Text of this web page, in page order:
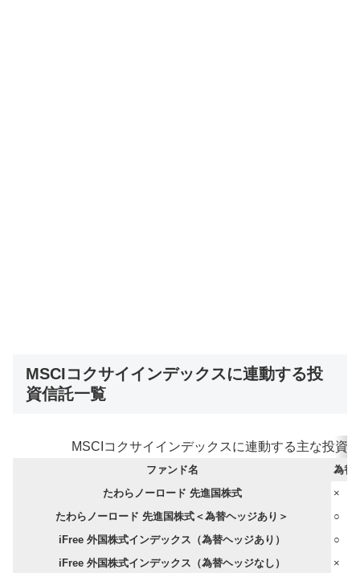
MSCIコクサイインデックスに連動する投
資信託一覧
MSCIコクサイインデックスに連動する主な投資
ファンド名
為替
たわらノーロード 先進国株式
×
たわらノーロード 先進国株式＜為替ヘッジあり＞
○
iFree 外国株式インデックス（為替ヘッジあり）
○
iFree 外国株式インデックス（為替ヘッジなし）
×